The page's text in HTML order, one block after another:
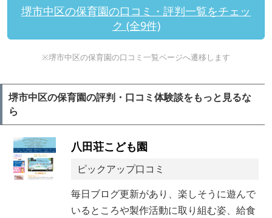
堺市中区の保育園の口コミ・評判一覧をチェッ
ク (全9件)
※堺市中区の保育園の口コミ一覧ページへ遷移します
堺市中区の保育園の評判・口コミ体験談をもっと見るな
ら
八田荘こども園
ピックアップ口コミ
毎日ブログ更新があり、楽しそうに遊んで
いるところや製作活動に取り組む姿、給食